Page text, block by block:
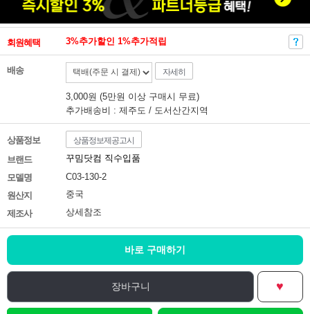
회원혜택 3%추가할인 1%추가적립
배송 자세히
3,000원 (5만원 이상 구매시 무료)
추가배송비 : 제주도 / 도서산간지역
상품정보 상품정보제공고시
브랜드
꾸밈닷컴 직수입품
모델명
C03-130-2
원산지
중국
제조사
상세참조
바로 구매하기
장바구니 ♥